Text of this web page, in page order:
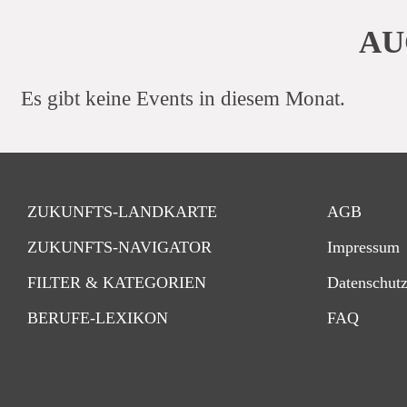
Es gibt keine Events in diesem Monat.
Navigation
ZUKUNFTS-LANDKARTE
ZUKUNFTS-NAVIGATOR
FILTER & KATEGORIEN
BERUFE-LEXIKON
Navigation
AGB
Impressum
Datenschutz
FAQ